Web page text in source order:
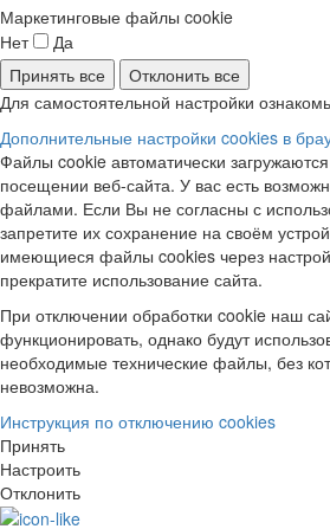
Маркетинговые файлы cookie
Нет
Да
Принять все
Отклонить все
Для самостоятельной настройки
Дополнительные настройки cookies в
Файлы cookie автоматически
посещении веб-сайта. У вас есть
файлами. Если Вы не согласны с
запретите их сохранение на своём
имеющиеся файлы cookies через
прекратите использование сайта.
При отключении обработки cookie наш
функционировать, однако будут
необходимые технические файлы, без
невозможна.
Инструкция по отключению cookies
Принять
Настроить
Отклонить